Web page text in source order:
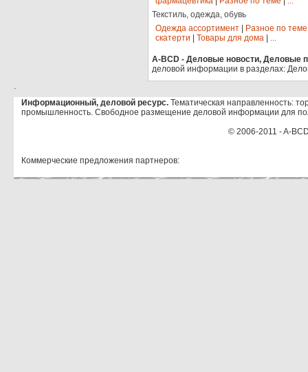
Текстиль, одежда, обувь
Одежда ассортимент
Разное по теме
скатерти
Товары для дома ...
A-BCD - Деловые новости, Деловые
деловой информации в разделах:
.
Информационный, деловой ресурс. Тематическая направленность:
промышленность. Свободное размещение деловой информации для
© 2006-2011 - A-
Коммерческие предложения партнеров: